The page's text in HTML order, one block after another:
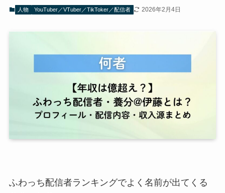
人物 YouTuber／VTuber／TikToker／配信者 2026年2月4日
ふわっち配信者ランキングでよく名前が出てくる